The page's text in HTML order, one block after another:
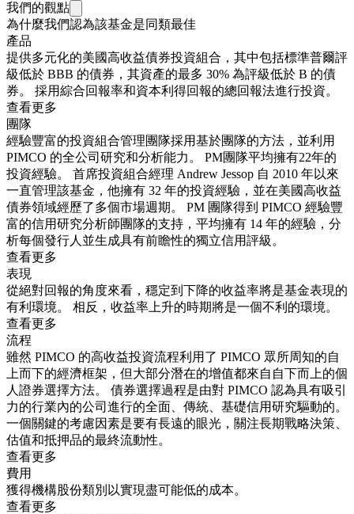
我們的觀點
為什麼我們認為該基金是同類最佳
產品
提供多元化的美國高收益債券投資組合，其中包括標準普爾評
級低於 BBB 的債券，其資產的最多 30% 為評級低於 B 的債
券。 採用綜合回報率和資本利得回報的總回報法進行投資。
查看更多
團隊
經驗豐富的投資組合管理團隊採用基於團隊的方法，並利用
PIMCO 的全公司研究和分析能力。 PM團隊平均擁有22年的
投資經驗。 首席投資組合經理 Andrew Jessop 自 2010 年以來
一直管理該基金，他擁有 32 年的投資經驗，並在美國高收益
債券領域經歷了多個市場週期。 PM 團隊得到 PIMCO 經驗豐
富的信用研究分析師團隊的支持，平均擁有 14 年的經驗，分
析每個發行人並生成具有前瞻性的獨立信用評級。
查看更多
表現
從絕對回報的角度來看，穩定到下降的收益率將是基金表現的
有利環境。 相反，收益率上升的時期將是一個不利的環境。
查看更多
流程
雖然 PIMCO 的高收益投資流程利用了 PIMCO 眾所周知的自
上而下的經濟框架，但大部分潛在的增值都來自自下而上的個
人證券選擇方法。 債券選擇過程是由對 PIMCO 認為具有吸引
力的行業內的公司進行的全面、傳統、基礎信用研究驅動的。
一個關鍵的考慮因素是要有長遠的眼光，關注長期戰略決策、
估值和抵押品的最終流動性。
查看更多
費用
獲得機構股份類別以實現盡可能低的成本。
查看更多